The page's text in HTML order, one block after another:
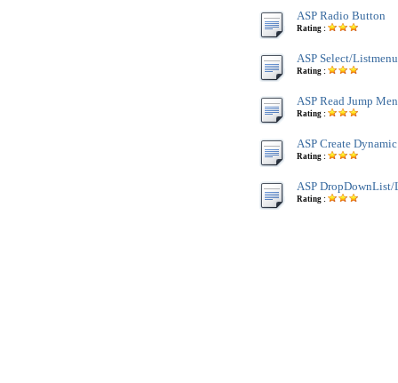
ASP Radio Button
Rating :
ASP Select/Listmenu
Rating :
ASP Read Jump
Rating :
ASP Create
Rating :
ASP DropDownList/
Rating :